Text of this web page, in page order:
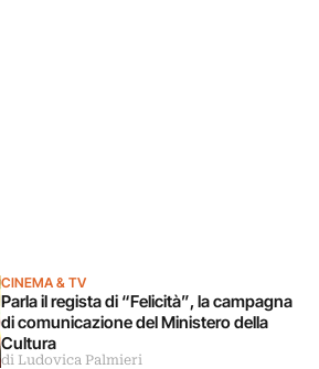
CINEMA & TV
Parla il regista di “Felicità”, la campagna
di comunicazione del Ministero della
Cultura
di Ludovica Palmieri